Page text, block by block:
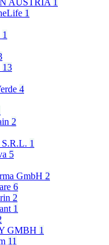
AUSTRIA 1
1
1
13
4
2
S.R.L. 1
5
GmbH 2
6
2
1
GMBH 1
11